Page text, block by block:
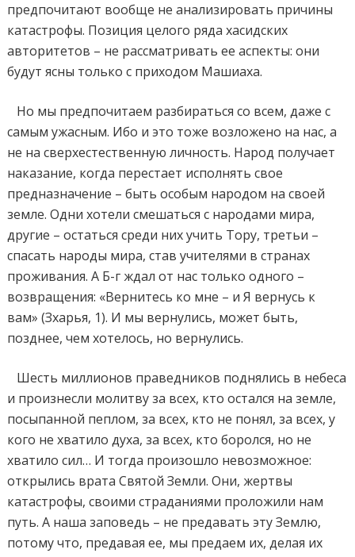
предпочитают вообще не анализировать причины
катастрофы. Позиция целого ряда хасидских
авторитетов – не рассматривать ее аспекты: они
будут ясны только с приходом Машиаха.
Но мы предпочитаем разбираться со всем, даже с
самым ужасным. Ибо и это тоже возложено на нас, а
не на сверхестественную личность. Народ получает
наказание, когда перестает исполнять свое
предназначение – быть особым народом на своей
земле. Одни хотели смешаться с народами мира,
другие – остаться среди них учить Тору, третьи –
спасать народы мира, став учителями в странах
проживания. А Б-г ждал от нас только одного –
возвращения: «Вернитесь ко мне – и Я вернусь к
вам» (Зхарья, 1). И мы вернулись, может быть,
позднее, чем хотелось, но вернулись.
Шесть миллионов праведников поднялись в небеса
и произнесли молитву за всех, кто остался на земле,
посыпанной пеплом, за всех, кто не понял, за всех, у
кого не хватило духа, за всех, кто боролся, но не
хватило сил… И тогда произошло невозможное:
открылись врата Святой Земли. Они, жертвы
катастрофы, своими страданиями проложили нам
путь. А наша заповедь – не предавать эту Землю,
потому что, предавая ее, мы предаем их, делая их